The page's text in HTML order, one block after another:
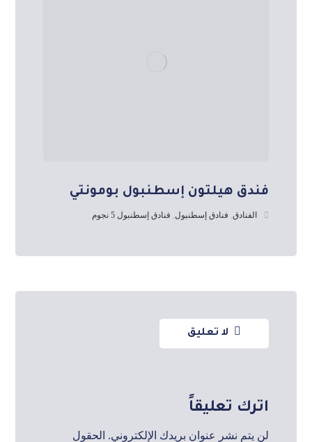
فندق هيلتون إسطنبول بومونتي
الفنادق فنادق إسطنبول فنادق إسطنبول 5 نجوم
لا تعليق
اترك تعليقاً
لن يتم نشر عنوان بريدك الإلكتروني. الحقول